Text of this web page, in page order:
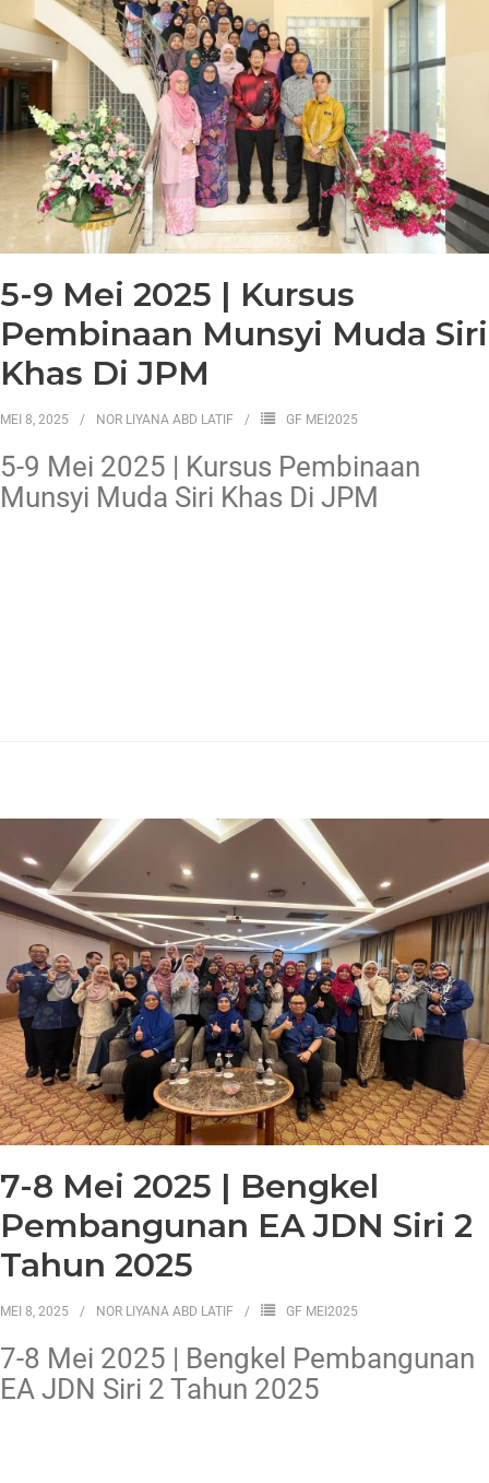
5-9 Mei 2025 | Kursus
Pembinaan Munsyi Muda Siri
Khas Di JPM
MEI 8, 2025 NOR LIYANA ABD LATIF GF MEI2025
5-9 Mei 2025 | Kursus Pembinaan
Munsyi Muda Siri Khas Di JPM
7-8 Mei 2025 | Bengkel
Pembangunan EA JDN Siri 2
Tahun 2025
MEI 8, 2025 NOR LIYANA ABD LATIF GF MEI2025
7-8 Mei 2025 | Bengkel Pembangunan
EA JDN Siri 2 Tahun 2025